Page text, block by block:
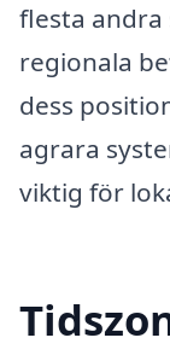
flesta andra
regionala
dess
agrara
viktig för